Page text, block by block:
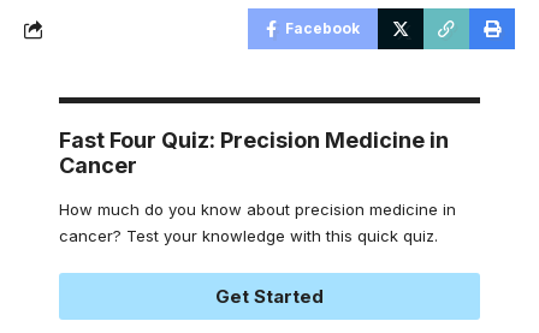
Facebook
Fast Four Quiz: Precision Medicine in
Cancer
How much do you know about precision medicine in
cancer? Test your knowledge with this quick quiz.
Get Started